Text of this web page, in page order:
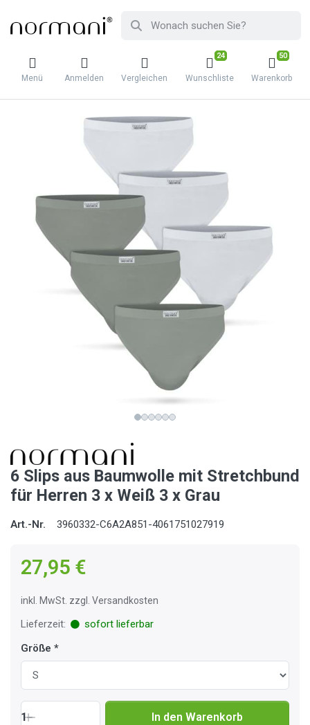
Menü Anmelden Vergleichen
24
Wunschliste
50
Warenkorb
6 Slips aus Baumwolle mit Stretchbund
für Herren 3 x Weiß 3 x Grau
Art.-Nr. 3960332-C6A2A851-4061751027919
27,95 €
inkl. MwSt. zzgl. Versandkosten
Lieferzeit:
sofort lieferbar
Größe
1 In den Warenkorb